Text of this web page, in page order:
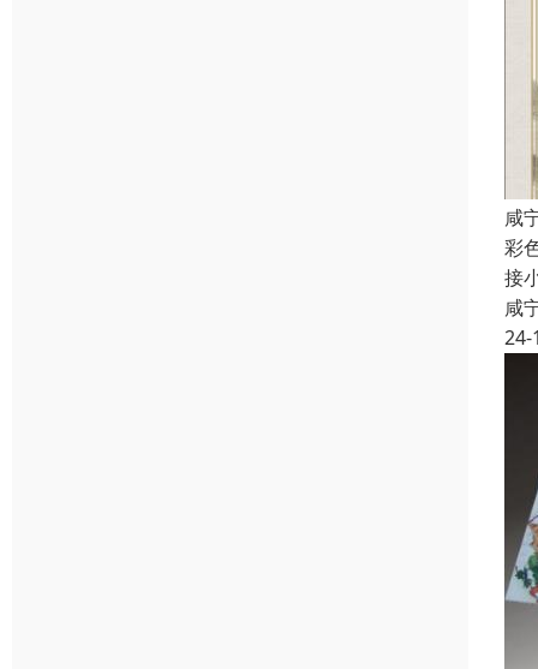
咸
彩
接
咸
24-